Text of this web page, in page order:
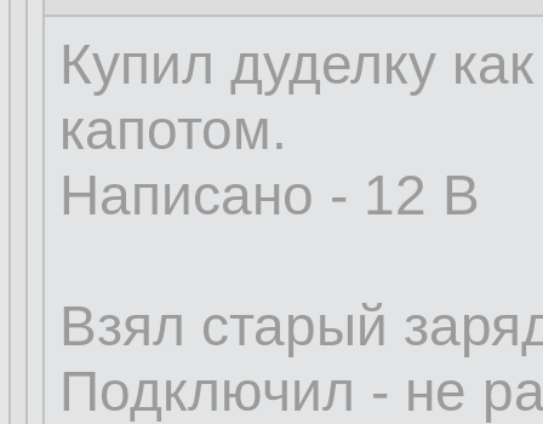
Купил дуделку
капотом.
Написано - 12 В
Взял старый
Подключил - не